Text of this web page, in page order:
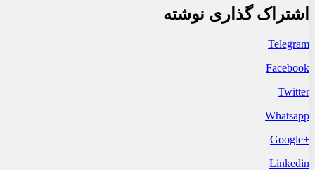
اشتراک گذاری نوشته
Telegram
Facebook
Twitter
Whatsapp
+Google
Linkedin